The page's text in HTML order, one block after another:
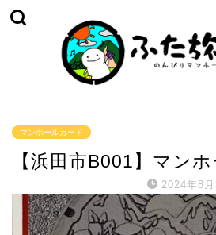
マンホールカード
【浜田市B001】マン
2024年8月